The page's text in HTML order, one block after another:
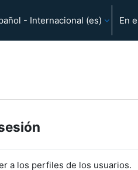
- Internacional ‎(es)‎ En
a los perfiles de los usuarios.